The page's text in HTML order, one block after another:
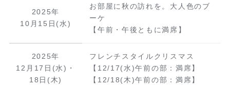
2025年
10月15日(水)
お部屋に秋の訪れを。大人色のブ
ーケ
【午前・午後ともに満席】
2025年
12月17日(水)・
18日(木)
フレンチスタイルクリスマス
【12/17(水)午前の部：満席】
【12/18(木)午前の部：満席】